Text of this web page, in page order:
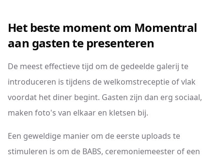
Het beste moment om Momentral
aan gasten te presenteren
De meest effectieve tijd om de gedeelde galerij te
introduceren is tijdens de welkomstreceptie of vlak
voordat het diner begint. Gasten zijn dan erg sociaal,
maken foto's van elkaar en kletsen bij.
Een geweldige manier om de eerste uploads te
stimuleren is om de BABS, ceremoniemeester of een